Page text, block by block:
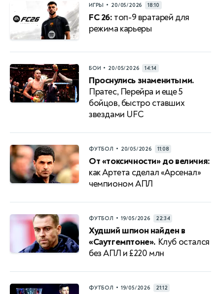
ИГРЫ • 20/05/2026 18:10
FC 26: топ-9 вратарей для
режима карьеры
БОИ • 20/05/2026 14:14
Проснулись знаменитыми.
Пратес, Перейра и еще 5
бойцов, быстро ставших
звездами UFС
ФУТБОЛ • 20/05/2026 11:08
От «токсичности» до величия:
как Артета сделал «Арсенал»
чемпионом АПЛ
ФУТБОЛ • 19/05/2026 22:34
Худший шпион найден в
«Саутгемптоне». Клуб остался
без АПЛ и £220 млн
ФУТБОЛ • 19/05/2026 21:12